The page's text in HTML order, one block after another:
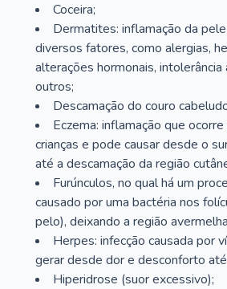
Coceira;
Dermatites: inflamação da
diversos fatores, como alergias,
alterações hormonais,
outros;
Descamação do couro
Eczema: inflamação que
crianças e pode causar desde o
até a descamação da região
Furúnculos, no qual há um
causado por uma bactéria nos
pelo), deixando a região
Herpes: infecção causada por
gerar desde dor e desconforto
Hiperidrose (suor excessivo);